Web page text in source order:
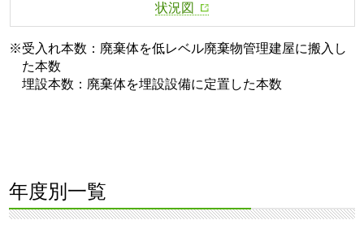
状況図
※受入れ本数：廃棄体を低レベル廃棄物管理建屋に搬入し
た本数
埋設本数：廃棄体を埋設設備に定置した本数
年度別一覧